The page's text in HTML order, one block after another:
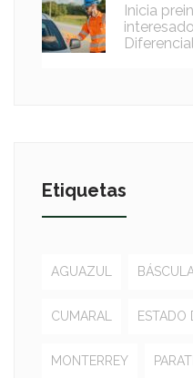
Inicia
Etiquetas
AGUAZUL
CUMARAL ESTADO
MONTERREY